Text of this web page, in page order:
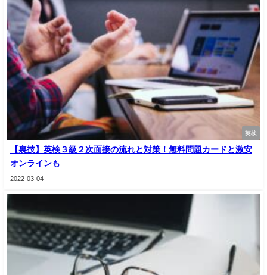
英検
【裏技】英検３級２次面接の流れと対策！無料問題カードと激安
オンラインも
2022-03-04